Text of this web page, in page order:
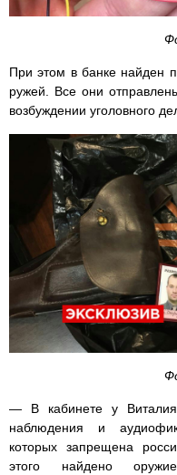
При этом в банке найден
ружей. Все они
возбуждении уголовного
— В кабинете у
наблюдения и
которых запрещена
этого найдено